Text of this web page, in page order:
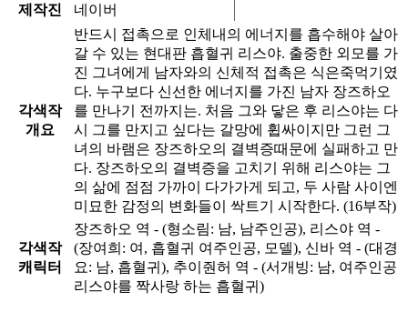
제작진
네이버
각색작
개요
반드시 접촉으로 인체내의 에너지를 흡수해야 살아
갈 수 있는 현대판 흡혈귀 리스야. 출중한 외모를 가
진 그녀에게 남자와의 신체적 접촉은 식은죽먹기였
다. 누구보다 신선한 에너지를 가진 남자 장즈하오
를 만나기 전까지는. 처음 그와 닿은 후 리스야는 다
시 그를 만지고 싶다는 갈망에 휩싸이지만 그런 그
녀의 바램은 장즈하오의 결벽증때문에 실패하고 만
다. 장즈하오의 결벽증을 고치기 위해 리스야는 그
의 삶에 점점 가까이 다가가게 되고, 두 사람 사이엔
미묘한 감정의 변화들이 싹트기 시작한다. (16부작)
각색작
캐릭터
장즈하오 역 - (형소림: 남, 남주인공), 리스야 역 -
(장여희: 여, 흡혈귀 여주인공, 모델), 신바 역 - (대경
요: 남, 흡혈귀), 추이줜허 역 - (서개빙: 남, 여주인공
리스야를 짝사랑 하는 흡혈귀)